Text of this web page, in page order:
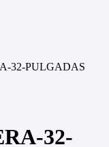
32-PULGADAS
32-